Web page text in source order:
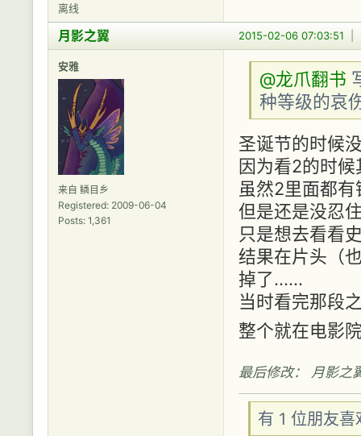
离线
2015-02-06 07:03:51
月影之翼
安雅
来自 鳞目乡
Registered: 2009-06-04
Posts: 1,361
@龙爪翻书
种等级的哀
圣诞节的时候
因为看2的时
虽然2里面都
但是还是没忍
只是想去看看
结果在片头（
掉了......
当时看完那段
整个就在电影
最后修改： 月影
有 1 位朋友